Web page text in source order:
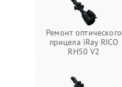
Ремонт оптического
прицела iRay RICO
RH50 V2